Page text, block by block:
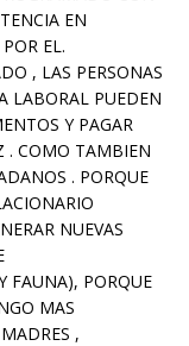
EN
EL.
, LAS PERSONAS
LABORAL PUEDEN
Y PAGAR
. COMO TAMBIEN
. PORQUE
NUEVAS
FAUNA), PORQUE
MAS
,